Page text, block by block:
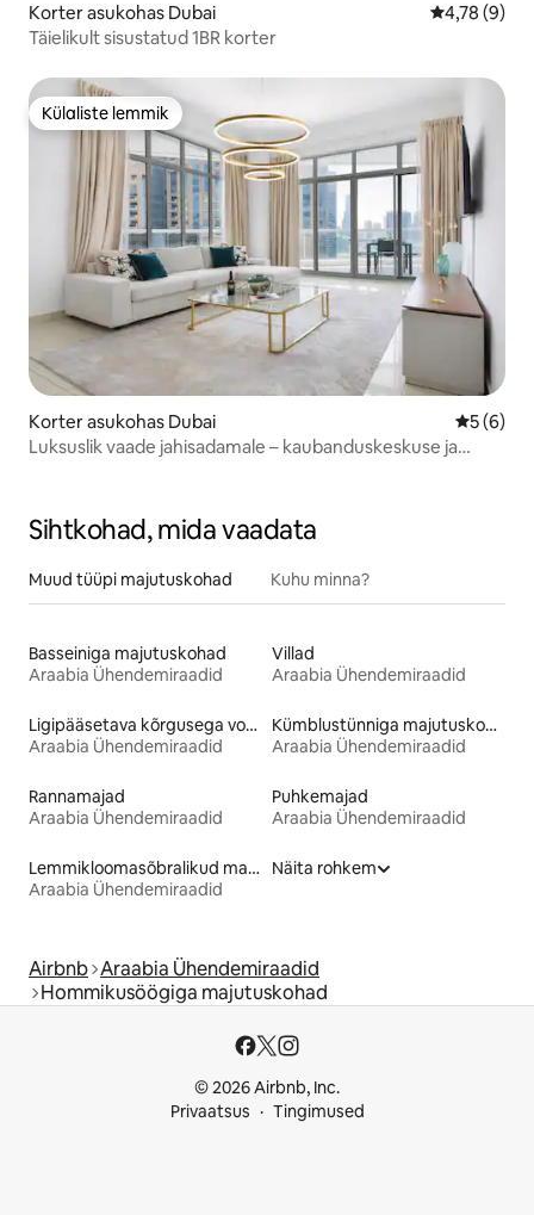
Korter asukohas Dubai Keskmine
4,78 (9)
Täielikult sisustatud 1BR korter
Külaliste lemmik
Külaliste lemmik
Korter asukohas Dubai
5 (6)
Luksuslik vaade jahisadamale – kaubanduskeskuse ja
Sihtkohad, mida vaadata
Muud tüüpi majutuskohad Kuhu minna?
Basseiniga majutuskohad
Araabia Ühendemiraadid
Villad
Araabia Ühendemiraadid
Ligipääsetava kõrgusega voodiga majutuskohad
Araabia Ühendemiraadid
Kümblustünniga majutuskohad
Araabia Ühendemiraadid
Rannamajad
Araabia Ühendemiraadid
Puhkemajad
Araabia Ühendemiraadid
Lemmikloomasõbralikud majutuskohad
Araabia Ühendemiraadid
Näita rohkem
Airbnb Araabia Ühendemiraadid
Hommikusöögiga majutuskohad
© 2026 Airbnb, Inc.
Privaatsus
Tingimused